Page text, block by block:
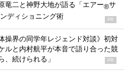
竜二と神野大地が語る「エアー®サ
ンディショニング術 PR
操界の同学年レジェンド対談》初対
ルと内村航平が本音で語り合った競
、続けられる」
PR